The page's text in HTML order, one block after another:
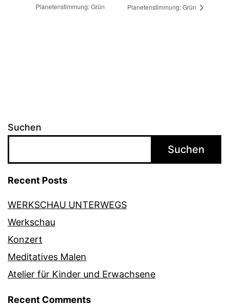
Planetenstimmung: Grün
Planetenstimmung: Grün
Suchen
Suchen
Recent Posts
WERKSCHAU UNTERWEGS
Werkschau
Konzert
Meditatives Malen
Atelier für Kinder und Erwachsene
Recent Comments